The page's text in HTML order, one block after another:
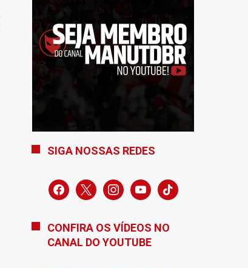
SIGA NOSSAS REDES
facebook
x instagramyoutubetiktok
CONFIRA OS VÍDEOS NO
CANAL DO YOUTUBE